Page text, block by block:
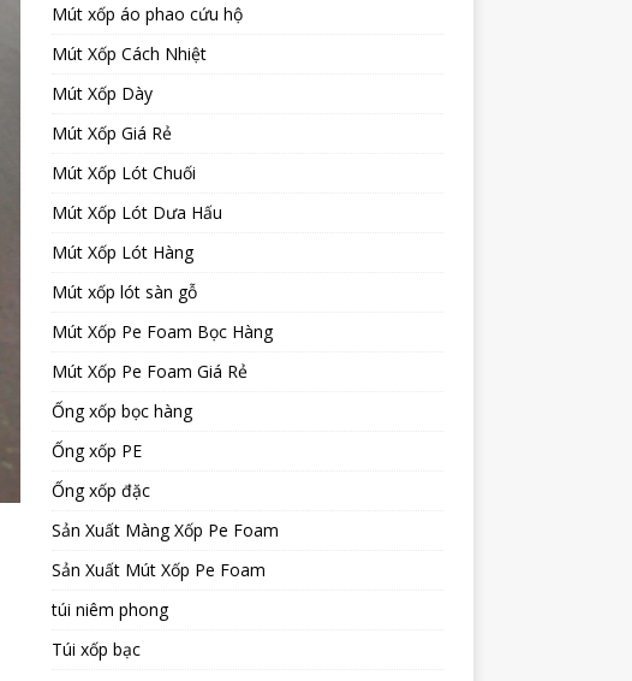
Mút xốp áo phao cứu hộ
Mút Xốp Cách Nhiệt
Mút Xốp Dày
Mút Xốp Giá Rẻ
Mút Xốp Lót Chuối
Mút Xốp Lót Dưa Hấu
Mút Xốp Lót Hàng
Mút xốp lót sàn gỗ
Mút Xốp Pe Foam Bọc Hàng
Mút Xốp Pe Foam Giá Rẻ
Ống xốp bọc hàng
Ống xốp PE
Ống xốp đặc
Sản Xuất Màng Xốp Pe Foam
Sản Xuất Mút Xốp Pe Foam
túi niêm phong
Túi xốp bạc